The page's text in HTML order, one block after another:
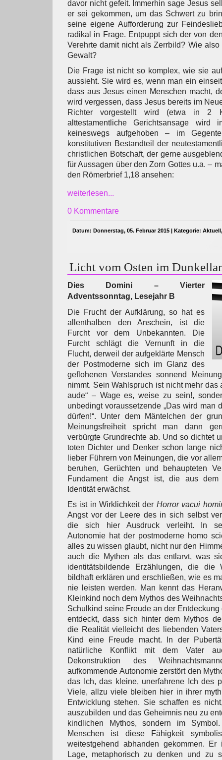
davor nicht gefeit. Immerhin sage Jesus
er sei gekommen, um das Schwert zu
seine eigene Aufforderung zur
radikal in Frage. Entpuppt sich der von
Verehrte damit nicht als Zerrbild? Wie
Gewalt?
Die Frage ist nicht so komplex, wie sie
aussieht. Sie wird es, wenn man ein
dass aus Jesus einen Menschen macht,
wird vergessen, dass Jesus bereits im
Richter vorgestellt wird (etwa in 2
alttestamentliche Gerichtsansage wird
keineswegs aufgehoben – im
konstitutiven Bestandteil der
christlichen Botschaft, der gerne
für Aussagen über den Zorn Gottes u.a. –
den Römerbrief 1,18 ansehen:
weiterlesen...
0 Kommentare
Datum: Donnerstag, 05. Februar 2015 | Kategorie: Aktuell
Licht vom Osten im
Dies Domini – Vierter
Adventssonntag, Lesejahr B
Die Frucht der Aufklärung, so hat es
allenthalben den Anschein, ist die
Furcht vor dem Unbekannten. Die
Furcht schlägt die Vernunft in die
Flucht, derweil der aufgeklärte Mensch
der Postmoderne sich im Glanz des
geflohenen Verstandes sonnend
nimmt. Sein Wahlspruch ist nicht mehr das
aude“ – Wage es, weise zu sein!,
unbedingt voraussetzende „Das wird man
dürfen!“. Unter dem Mäntelchen der
Meinungsfreiheit spricht man dann
verbürgte Grundrechte ab. Und so dichtet
toten Dichter und Denker schon lange
lieber Führern von Meinungen, die vor
beruhen, Gerüchten und behaupteten
Fundament die Angst ist, die aus dem
Identität erwächst.
Es ist in Wirklichkeit der Horror vacui
Angst vor der Leere des in sich selbst
die sich hier Ausdruck verleiht. In
Autonomie hat der postmoderne homo
alles zu wissen glaubt, nicht nur den
auch die Mythen als das entlarvt, was
identitätsbildende Erzählungen, die
bildhaft erklären und erschließen, wie es
nie leisten werden. Man kennt das
Kleinkind noch dem Mythos des
Schulkind seine Freude an der
entdeckt, dass sich hinter dem Mythos
die Realität vielleicht des liebenden
Kind eine Freude macht. In der
natürliche Konflikt mit dem Vater
Dekonstruktion des
aufkommende Autonomie zerstört den
das Ich, das kleine, unerfahrene Ich des
Viele, allzu viele bleiben hier in ihrer
Entwicklung stehen. Sie schaffen es
auszubilden und das Geheimnis neu zu
kindlichen Mythos, sondern im
Menschen ist diese Fähigkeit
weitestgehend abhanden gekommen.
Lage, metaphorisch zu denken und zu